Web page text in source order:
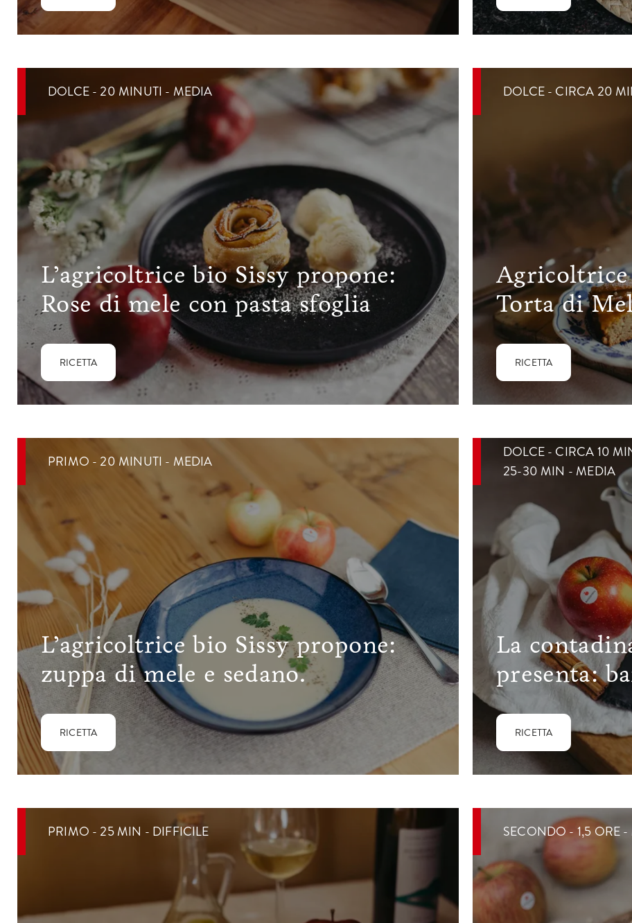
DOLCE - 20 MINUTI - MEDIA
L’agricoltrice bio Sissy propone:
Rose di mele con pasta sfoglia
RICETTA
DOLCE - CIRCA 20
Agricoltrice
Torta di
RICETTA
PRIMO - 20 MINUTI - MEDIA
L’agricoltrice bio Sissy propone:
zuppa di mele e sedano.
RICETTA
DOLCE - CIRCA 10
25-30 MIN - MEDIA
La
presenta:
RICETTA
PRIMO - 25 MIN - DIFFICILE SECONDO - 1,5 ORE